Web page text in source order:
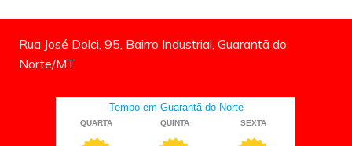
Rua José Dolci, 95, Bairro Industrial, Guarantã do
Norte/MT